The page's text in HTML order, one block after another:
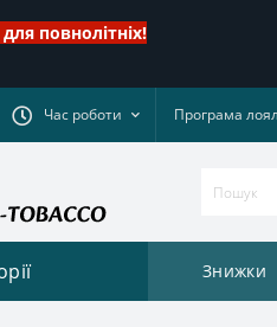
повнолітніх!
Час роботи Програма
Знижки